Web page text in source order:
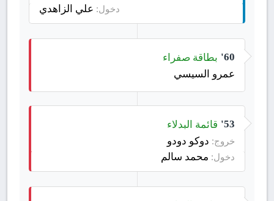
دخول: علي الزاهدي
60' بطاقة صفراء
عمرو السيسي
53' قائمة البدلاء
خروج: دوكو دودو
دخول: محمد سالم